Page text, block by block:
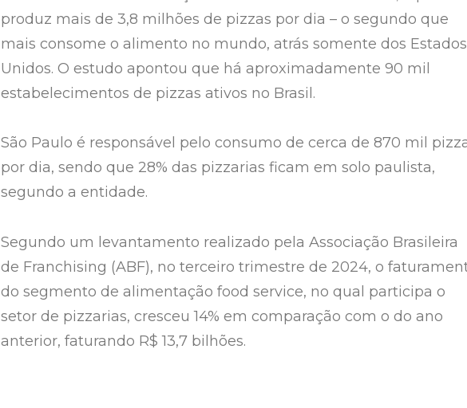
produz mais de 3,8 milhões de pizzas por dia – o segundo que
mais consome o alimento no mundo, atrás somente dos Estados
Unidos. O estudo apontou que há aproximadamente 90 mil
estabelecimentos de pizzas ativos no Brasil.
São Paulo é responsável pelo consumo de cerca de 870 mil
por dia, sendo que 28% das pizzarias ficam em solo paulista,
segundo a entidade.
Segundo um levantamento realizado pela Associação Brasileira
de Franchising (ABF), no terceiro trimestre de 2024, o
do segmento de alimentação food service, no qual participa o
setor de pizzarias, cresceu 14% em comparação com o do ano
anterior, faturando R$ 13,7 bilhões.